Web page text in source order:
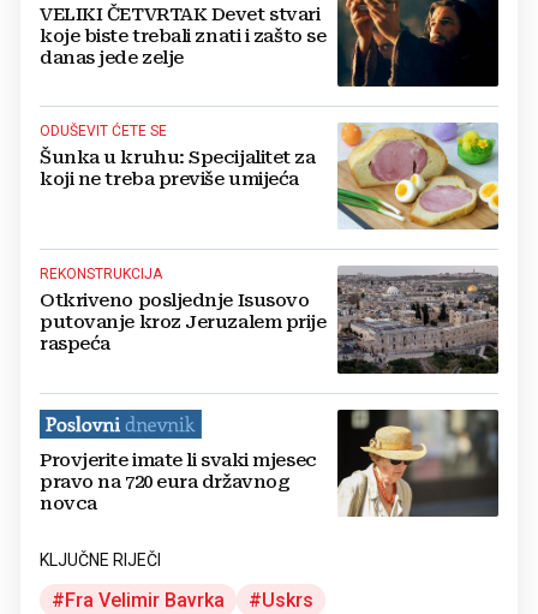
VELIKI ČETVRTAK Devet stvari
koje biste trebali znati i zašto se
danas jede zelje
ODUŠEVIT ĆETE SE
Šunka u kruhu: Specijalitet za
koji ne treba previše umijeća
REKONSTRUKCIJA
Otkriveno posljednje Isusovo
putovanje kroz Jeruzalem prije
raspeća
Provjerite imate li svaki mjesec
pravo na 720 eura državnog
novca
KLJUČNE RIJEČI
Fra Velimir Bavrka Uskrs